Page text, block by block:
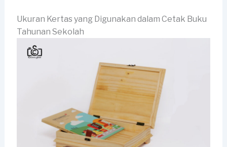
Ukuran Kertas yang Digunakan dalam Cetak Buku
Tahunan Sekolah